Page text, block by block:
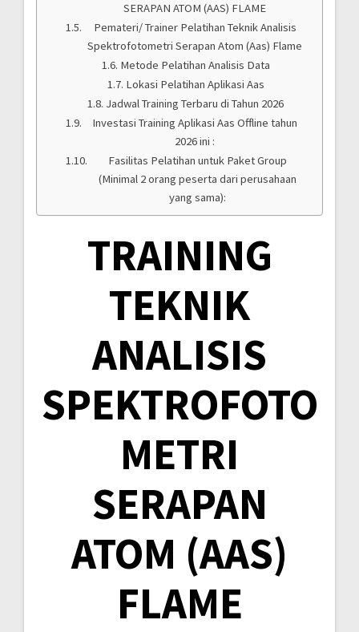
SERAPAN ATOM (AAS) FLAME
Pemateri/ Trainer Pelatihan Teknik Analisis
Spektrofotometri Serapan Atom (Aas) Flame
Metode Pelatihan Analisis Data
Lokasi Pelatihan Aplikasi Aas
Jadwal Training Terbaru di Tahun 2026
Investasi Training Aplikasi Aas Offline tahun
2026 ini :
Fasilitas Pelatihan untuk Paket Group
(Minimal 2 orang peserta dari perusahaan
yang sama):
TRAINING
TEKNIK
ANALISIS
SPEKTROFOTO
METRI
SERAPAN
ATOM (AAS)
FLAME